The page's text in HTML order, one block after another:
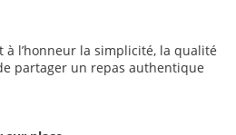
à l’honneur la simplicité, la qualité
partager un repas authentique